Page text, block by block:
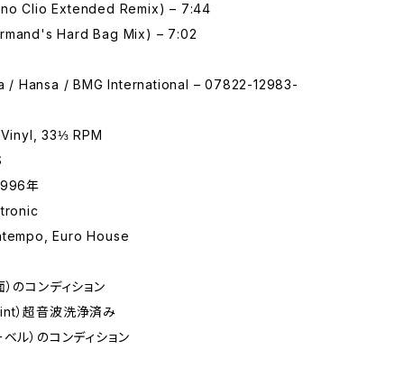
Clio Extended Remix) – 7:44
Hard Bag Mix) – 7:02
/ Hansa / BMG International – 07822-12983-
33⅓ RPM
年
Euro House
のコンディション
）超音波洗浄済み
ル）のコンディション